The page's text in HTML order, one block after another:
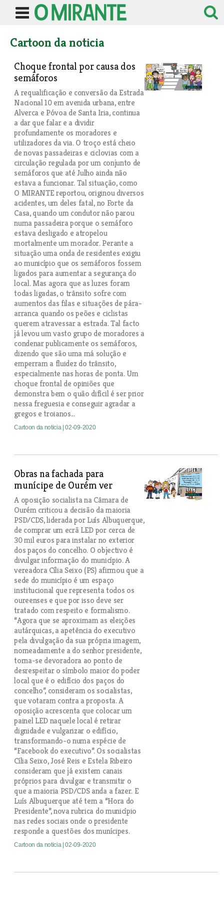
Cartoon da noticia
Choque frontal por causa dos
semáforos
A requalificação e conversão da Estrada
Nacional 10 em avenida urbana, entre
Alverca e Póvoa de Santa Iria, continua
a dar que falar e a dividir
profundamente os moradores e
utilizadores da via. O troço está cheio
de novas passadeiras e ciclovias com a
circulação regulada por um conjunto de
semáforos que até Julho ainda não
estava a funcionar. Tal situação, como
O MIRANTE reportou, originou diversos
acidentes, um deles fatal, no Forte da
Casa, quando um condutor não parou
numa passadeira porque o semáforo
estava desligado e atropelou
mortalmente um morador. Perante a
situação uma onda de residentes exigiu
ao município que os semáforos fossem
ligados para aumentar a segurança do
local. Mas agora que as luzes foram
todas ligadas, o trânsito sofre com
aumentos das filas e situações de pára-
arranca quando os peões e ciclistas
querem atravessar a estrada. Tal facto
já levou um vasto grupo de moradores a
condenar publicamente os semáforos,
dizendo que são uma má solução e
emperram a fluidez do trânsito,
especialmente nas horas de ponta. Um
choque frontal de opiniões que
demonstra bem o quão difícil é ser prior
nessa freguesia e conseguir agradar a
gregos e troianos...
Cartoon da noticia | 02-09-2020
Obras na fachada para
munícipe de Ourém ver
A oposição socialista na Câmara de
Ourém criticou a decisão da maioria
PSD/CDS, liderada por Luís Albuquerque,
de comprar um ecrã LED por cerca de
30 mil euros para instalar no exterior
dos paços do concelho. O objectivo é
divulgar informação do município. A
vereadora Cília Seixo (PS) afirmou que a
sede do município é um espaço
institucional que representa todos os
oureenses e que por isso deve ser
tratado com respeito e formalismo.
“Agora que se aproximam as eleições
autárquicas, a apetência do executivo
pela divulgação da sua própria imagem,
nomeadamente a do senhor presidente,
torna-se devoradora ao ponto de
desrespeitar o símbolo maior do poder
local que é o edifício dos paços do
concelho”, consideram os socialistas,
que votaram contra a proposta. A
oposição acrescenta que colocar um
painel LED naquele local é retirar
dignidade e vulgarizar o edifício,
transformando-o numa espécie de
“Facebook do executivo”. Os socialistas
Cília Seixo, José Reis e Estela Ribeiro
consideram que já existem canais
próprios para divulgar e transmitir o
que a maioria PSD/CDS anda a fazer. E
Luís Albuquerque até tem a “Hora do
Presidente”, nova rubrica do município
nas redes sociais onde o presidente
responde a questões dos munícipes.
Cartoon da noticia | 02-09-2020